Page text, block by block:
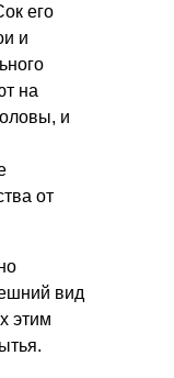
его
и
на
и
от
вид
этим